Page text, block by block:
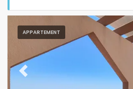
Personen
Slaapkamers
Badkamers
APPARTEMENT
Previous